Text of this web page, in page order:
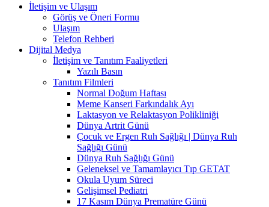
İletişim ve Ulaşım
Görüş ve Öneri Formu
Ulaşım
Telefon Rehberi
Dijital Medya
İletişim ve Tanıtım Faaliyetleri
Yazılı Basın
Tanıtım Filmleri
Normal Doğum Haftası
Meme Kanseri Farkındalık Ayı
Laktasyon ve Relaktasyon Polikliniği
Dünya Artrit Günü
Çocuk ve Ergen Ruh Sağlığı | Dünya Ruh
Sağlığı Günü
Dünya Ruh Sağlığı Günü
Geleneksel ve Tamamlayıcı Tıp GETAT
Okula Uyum Süreci
Gelişimsel Pediatri
17 Kasım Dünya Prematüre Günü